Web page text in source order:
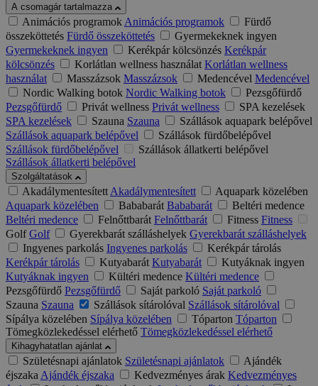
A csomagár tartalmazza
Animációs programokAnimációs programok
Fürdő
összeköttetés Fürdő összeköttetés
Gyermekeknek ingyen
Gyermekeknek ingyen
Kerékpár kölcsönzés Kerékpár
kölcsönzés
Korlátlan wellness használat Korlátlan wellness
használat
Masszázsok Masszázsok Medencével Medencével
Nordic Walking botok Nordic Walking botok
Pezsgőfürdő
Pezsgőfürdő
Privát wellness Privát wellness
SPA kezelések
SPA kezelések
Szauna Szauna
Szállások aquapark belépővel
Szállások aquapark belépővel
Szállások fürdőbelépővel
Szállások fürdőbelépővel
Szállások állatkerti belépővel
Szállások állatkerti belépővel
Szolgáltatások
AkadálymentesítettAkadálymentesített
Aquapark közelében
Aquapark közelében
Bababarát Bababarát
Beltéri medence
Beltéri medence
Felnőttbarát Felnőttbarát Fitness Fitness
Golf Golf Gyerekbarát szálláshelyek Gyerekbarát szálláshelyek
Ingyenes parkolás Ingyenes parkolás
Kerékpár tárolás
Kerékpár tárolás
Kutyabarát Kutyabarát
Kutyáknak ingyen
Kutyáknak ingyen
Kültéri medence Kültéri medence
Pezsgőfürdő Pezsgőfürdő Saját parkoló Saját parkoló
Szauna Szauna Szállások sítárolóval Szállások sítárolóval
Sípálya közelében Sípálya közelében Tóparton Tóparton
Tömegközlekedéssel elérhető Tömegközlekedéssel elérhető
Kihagyhatatlan ajánlat
Születésnapi ajánlatok Születésnapi ajánlatok
Ajándék
éjszakaAjándék éjszaka Kedvezményes árak Kedvezményes